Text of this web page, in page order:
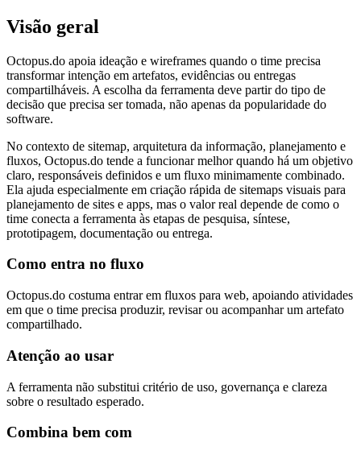
Visão geral
Octopus.do apoia ideação e wireframes quando o time precisa
transformar intenção em artefatos, evidências ou entregas
compartilháveis. A escolha da ferramenta deve partir do tipo de
decisão que precisa ser tomada, não apenas da popularidade do
software.
No contexto de sitemap, arquitetura da informação, planejamento e
fluxos, Octopus.do tende a funcionar melhor quando há um objetivo
claro, responsáveis definidos e um fluxo minimamente combinado.
Ela ajuda especialmente em criação rápida de sitemaps visuais para
planejamento de sites e apps, mas o valor real depende de como o
time conecta a ferramenta às etapas de pesquisa, síntese,
prototipagem, documentação ou entrega.
Como entra no fluxo
Octopus.do costuma entrar em fluxos para web, apoiando atividades
em que o time precisa produzir, revisar ou acompanhar um artefato
compartilhado.
Atenção ao usar
A ferramenta não substitui critério de uso, governança e clareza
sobre o resultado esperado.
Combina bem com